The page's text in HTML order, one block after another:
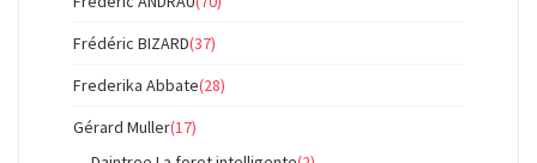
Frédéric BIZARD(37)
Frederika Abbate(28)
Gérard Muller(17)